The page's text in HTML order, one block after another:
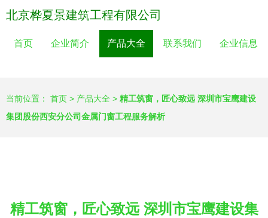
北京桦夏景建筑工程有限公司
首页 企业简介 产品大全 联系我们 企业信息
当前位置： 首页 > 产品大全 > 精工筑窗，匠心致远 深圳市宝鹰建设
集团股份西安分公司金属门窗工程服务解析
精工筑窗，匠心致远 深圳市宝鹰建设集